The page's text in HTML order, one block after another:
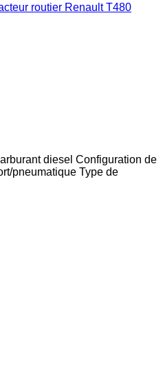
routier Renault T480
diesel Configuration de
pneumatique Type de